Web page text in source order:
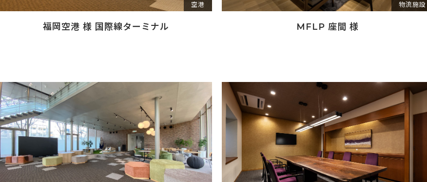
空港
福岡空港 様 国際線ターミナル
物流施設
MFLP 座間 様